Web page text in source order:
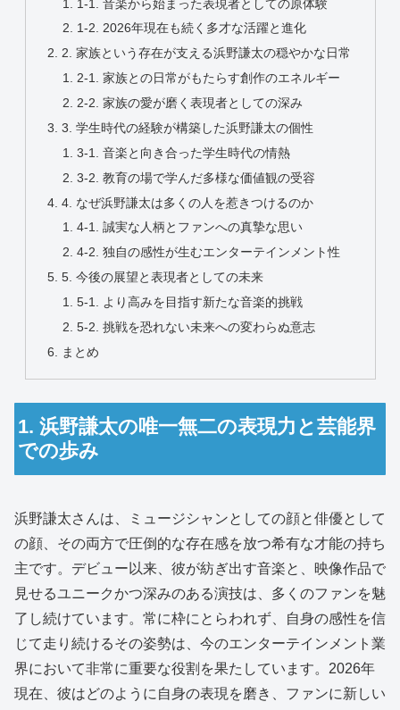
1-1. 音楽から始まった表現者としての原体験
1-2. 2026年現在も続く多才な活躍と進化
2. 家族という存在が支える浜野謙太の穏やかな日常
2-1. 家族との日常がもたらす創作のエネルギー
2-2. 家族の愛が磨く表現者としての深み
3. 学生時代の経験が構築した浜野謙太の個性
3-1. 音楽と向き合った学生時代の情熱
3-2. 教育の場で学んだ多様な価値観の受容
4. なぜ浜野謙太は多くの人を惹きつけるのか
4-1. 誠実な人柄とファンへの真摯な思い
4-2. 独自の感性が生むエンターテインメント性
5. 今後の展望と表現者としての未来
5-1. より高みを目指す新たな音楽的挑戦
5-2. 挑戦を恐れない未来への変わらぬ意志
まとめ
1. 浜野謙太の唯一無二の表現力と芸能界
での歩み
浜野謙太さんは、ミュージシャンとしての顔と俳優として
の顔、その両方で圧倒的な存在感を放つ希有な才能の持ち
主です。デビュー以来、彼が紡ぎ出す音楽と、映像作品で
見せるユニークかつ深みのある演技は、多くのファンを魅
了し続けています。常に枠にとらわれず、自身の感性を信
じて走り続けるその姿勢は、今のエンターテインメント業
界において非常に重要な役割を果たしています。2026年
現在、彼はどのように自身の表現を磨き、ファンに新しい